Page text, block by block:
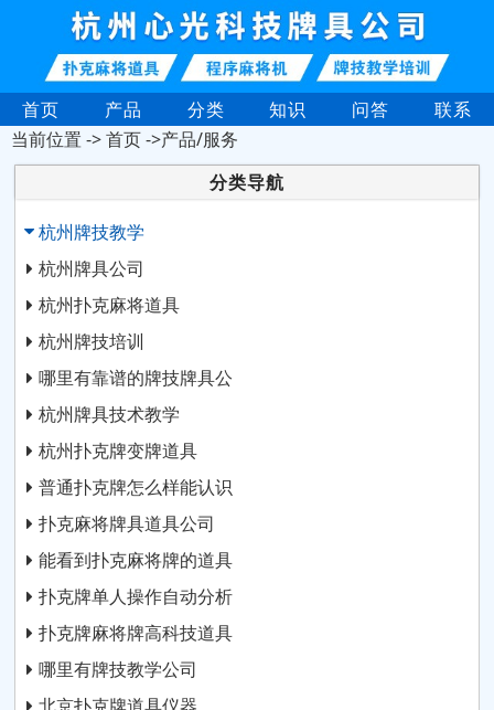
首页 产品 分类 知识 问答
联系
当前位置 ->首页->产品/服务
分类导航
杭州牌技教学
杭州牌具公司
杭州扑克麻将道具
杭州牌技培训
哪里有靠谱的牌技牌具公
杭州牌具技术教学
杭州扑克牌变牌道具
普通扑克牌怎么样能认识
扑克麻将牌具道具公司
能看到扑克麻将牌的道具
扑克牌单人操作自动分析
扑克牌麻将牌高科技道具
哪里有牌技教学公司